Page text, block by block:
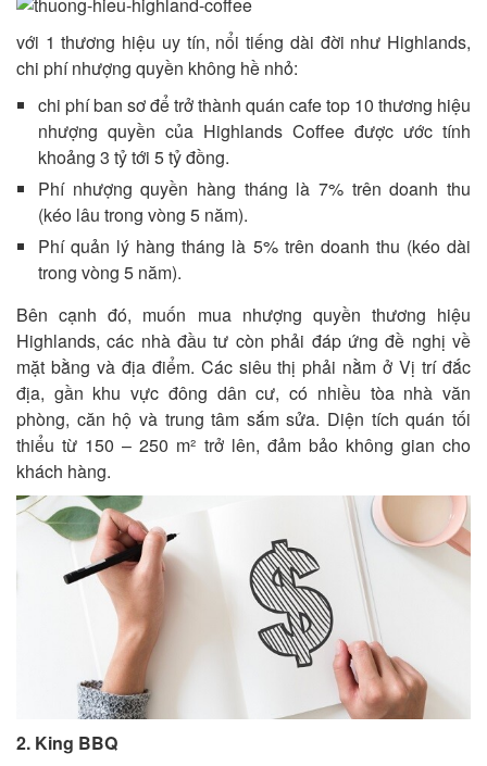
với 1 thương hiệu uy tín, nổi tiếng dài đời như Highlands,
chi phí nhượng quyền không hề nhỏ:
chi phí ban sơ để trở thành quán cafe top 10 thương hiệu
nhượng quyền của Highlands Coffee được ước tính
khoảng 3 tỷ tới 5 tỷ đồng.
Phí nhượng quyền hàng tháng là 7% trên doanh thu
(kéo lâu trong vòng 5 năm).
Phí quản lý hàng tháng là 5% trên doanh thu (kéo dài
trong vòng 5 năm).
Bên cạnh đó, muốn mua nhượng quyền thương hiệu
Highlands, các nhà đầu tư còn phải đáp ứng đề nghị về
mặt bằng và địa điểm. Các siêu thị phải nằm ở Vị trí đắc
địa, gần khu vực đông dân cư, có nhiều tòa nhà văn
phòng, căn hộ và trung tâm sắm sửa. Diện tích quán tối
thiểu từ 150 – 250 m² trở lên, đảm bảo không gian cho
khách hàng.
2. King BBQ